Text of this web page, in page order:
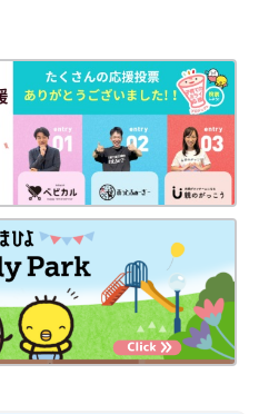
デザインが大人の女性に
ンビネーションスニーカ